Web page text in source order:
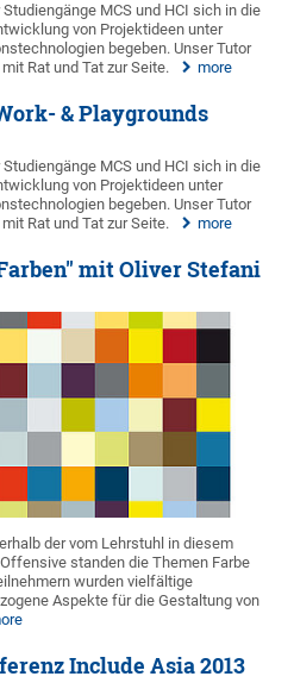
MCS und HCI sich in die
von Projektideen unter
begeben. Unser Tutor
Rat und Tat zur Seite.
more
& Playgrounds
MCS und HCI sich in die
von Projektideen unter
begeben. Unser Tutor
Rat und Tat zur Seite.
more
mit Oliver Stefani
der vom Lehrstuhl in diesem
standen die Themen Farbe
wurden vielfältige
Aspekte für die Gestaltung von
Include Asia 2013